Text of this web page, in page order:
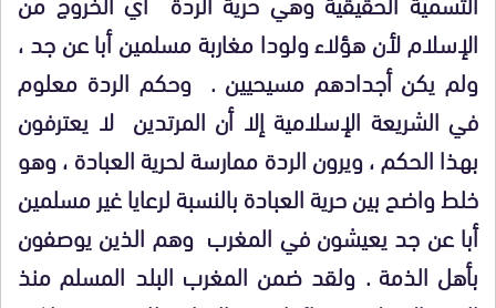
الإسلام لأن هؤلاء ولودا مغاربة مسلمين أبا عن جد ،
ولم يكن أجدادهم مسيحيين . وحكم الردة معلوم
في الشريعة الإسلامية إلا أن المرتدين لا يعترفون
بهذا الحكم ، ويرون الردة ممارسة لحرية العبادة ، وهو
خلط واضح بين حرية العبادة بالنسبة لرعايا غير مسلمين
أبا عن جد يعيشون في المغرب وهم الذين يوصفون
بأهل الذمة . ولقد ضمن المغرب البلد المسلم منذ